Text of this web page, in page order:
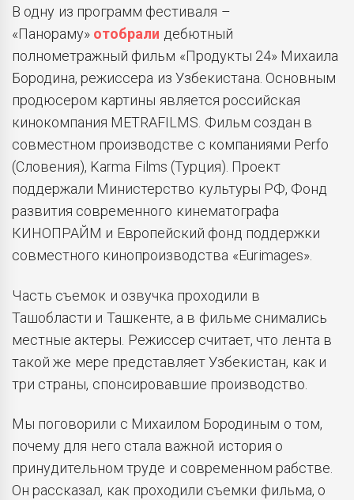
В одну из программ фестиваля –
«Панораму» отобрали дебютный
полнометражный фильм «Продукты 24» Михаила
Бородина, режиссера из Узбекистана. Основным
продюсером картины является российская
кинокомпания METRAFILMS. Фильм создан в
совместном производстве с компаниями Perfo
(Словения), Karma Films (Турция). Проект
поддержали Министерство культуры РФ, Фонд
развития современного кинематографа
КИНОПРАЙМ и Европейский фонд поддержки
совместного кинопроизводства «Eurimages».
Часть съемок и озвучка проходили в
Ташобласти и Ташкенте, а в фильме снимались
местные актеры. Режиссер считает, что лента в
такой же мере представляет Узбекистан, как и
три страны, спонсировавшие производство.
Мы поговорили с Михаилом Бородиным о том,
почему для него стала важной история о
принудительном труде и современном рабстве.
Он рассказал, как проходили съемки фильма, о